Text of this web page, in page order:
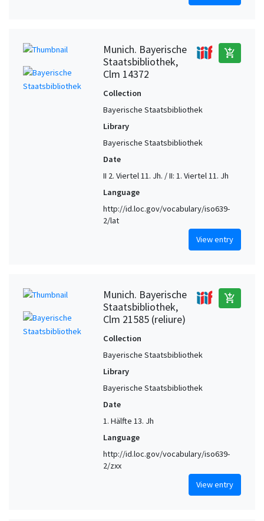
Munich. Bayerische
Staatsbibliothek,
Clm 14372
add_shopping_cart
Collection
Bayerische Staatsbibliothek
Library
Bayerische Staatsbibliothek
Date
II 2. Viertel 11. Jh. / II: 1. Viertel 11. Jh
Language
http://id.loc.gov/vocabulary/iso639-
2/lat
View entry
Munich. Bayerische
Staatsbibliothek,
Clm 21585 (reliure)
add_shopping_cart
Collection
Bayerische Staatsbibliothek
Library
Bayerische Staatsbibliothek
Date
1. Hälfte 13. Jh
Language
http://id.loc.gov/vocabulary/iso639-
2/zxx
View entry